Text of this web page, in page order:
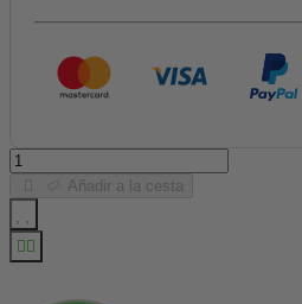
Añadir a la cesta